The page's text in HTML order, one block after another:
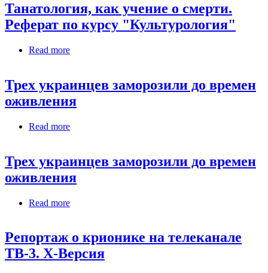
Танатология, как учение о смерти.
Реферат по курсу "Культурология"
Read more
Трех украинцев заморозили до времен
оживления
Read more
Трех украинцев заморозили до времен
оживления
Read more
Репортаж о крионике на телеканале
ТВ-3. Х-Версия